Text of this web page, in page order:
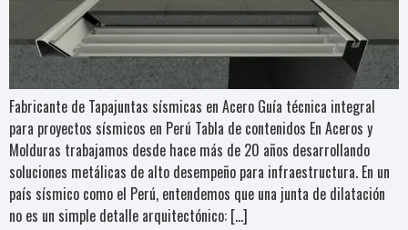
Fabricante de Tapajuntas sísmicas en Acero Guía técnica integral
para proyectos sísmicos en Perú Tabla de contenidos En Aceros y
Molduras trabajamos desde hace más de 20 años desarrollando
soluciones metálicas de alto desempeño para infraestructura. En un
país sísmico como el Perú, entendemos que una junta de dilatación
no es un simple detalle arquitectónico: […]